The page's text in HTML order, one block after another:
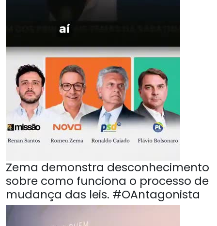
Zema demonstra desconhecimento
sobre como funciona o processo de
mudança das leis. #OAntagonista